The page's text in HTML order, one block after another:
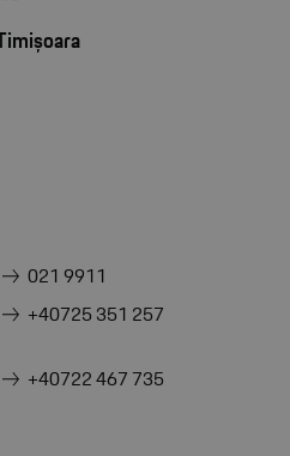
021 9911
+40725 351 257
+40722 467 735